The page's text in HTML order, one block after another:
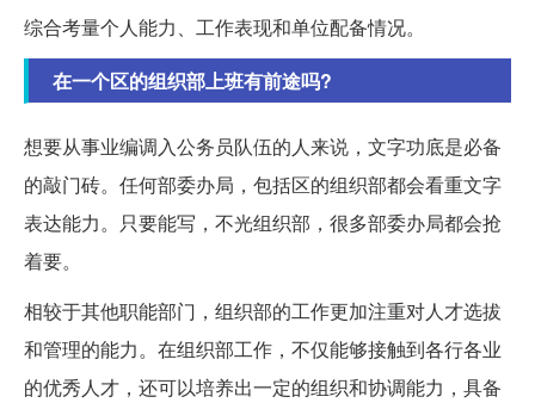
综合考量个人能力、工作表现和单位配备情况。
在一个区的组织部上班有前途吗?
想要从事业编调入公务员队伍的人来说，文字功底是必备
的敲门砖。任何部委办局，包括区的组织部都会看重文字
表达能力。只要能写，不光组织部，很多部委办局都会抢
着要。
相较于其他职能部门，组织部的工作更加注重对人才选拔
和管理的能力。在组织部工作，不仅能够接触到各行各业
的优秀人才，还可以培养出一定的组织和协调能力，具备